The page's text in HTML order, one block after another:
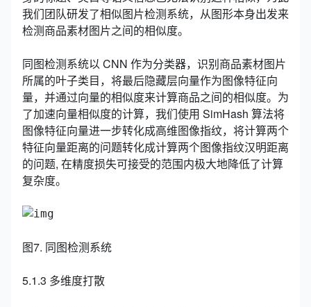
我们团队研发了相似图片检测系统，从图形本身出发来
检测商品素材图片之间的相似度。
同图检测系统以 CNN 作为分类器，识别商品素材图片
所属的叶子类目，将最后隐藏层向量作为图像特征向
量，并通过向量的相似度来计算商品之间的相似度。为
了加速向量相似度的计算，我们使用 SimHash 算法将
图像特征向量进一步转化成高维图像指纹，将计算两个
特征向量距离的问题转化成计算两个图像指纹汉明距离
的问题, 在精度损失可接受的范围内极大地降低了计算
复杂度。
图7. 同图检测系统
5.1.3 多维度打散